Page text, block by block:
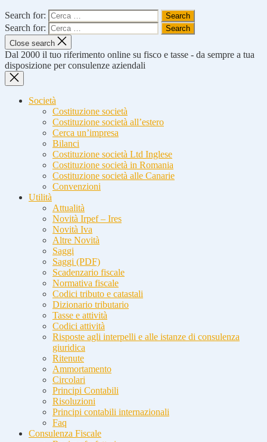
Search for:
Search for:
Close search
Dal 2000 il tuo riferimento online su fisco e tasse - da sempre a tua
disposizione per consulenze aziendali
Società
Costituzione società
Costituzione società all’estero
Cerca un’impresa
Bilanci
Costituzione società Ltd Inglese
Costituzione società in Romania
Costituzione società alle Canarie
Convenzioni
Utilità
Attualità
Novità Irpef – Ires
Novità Iva
Altre Novità
Saggi
Saggi (PDF)
Scadenzario fiscale
Normativa fiscale
Codici tributo e catastali
Dizionario tributario
Tasse e attività
Codici attività
Risposte agli interpelli e alle istanze di consulenza
giuridica
Ritenute
Ammortamento
Circolari
Principi Contabili
Risoluzioni
Principi contabili internazionali
Faq
Consulenza Fiscale